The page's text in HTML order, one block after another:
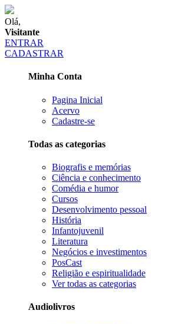
Olá,
Visitante
ENTRAR
CADASTRAR
Minha Conta
Pagina Inicial
Acervo
Cadastre-se
Todas as categorias
Biografis e memórias
Ciência e conhecimento
Comédia e humor
Cursos
Desenvolvimento pessoal
História
Infantojuvenil
Literatura
Negócios e investimentos
PosCast
Religião e espiritualidade
Ver todas as categorias
Audiolivros